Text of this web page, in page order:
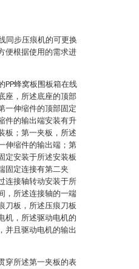
同步压痕机的可更换
便根据使用的需求进
PP蜂窝板围板箱在线
座，所述底座的顶部
一伸缩件的顶部固定
件的输出端安装有升
板；第一夹板，所述
伸缩件的输出端；第
定安装于所述安装板
固定连接有第二夹
连接轴转动安装于所
，所述连接轴的一端
刀板，所述压痕刀板
机，所述驱动电机的
并且驱动电机的输出
穿所述第一夹板的表